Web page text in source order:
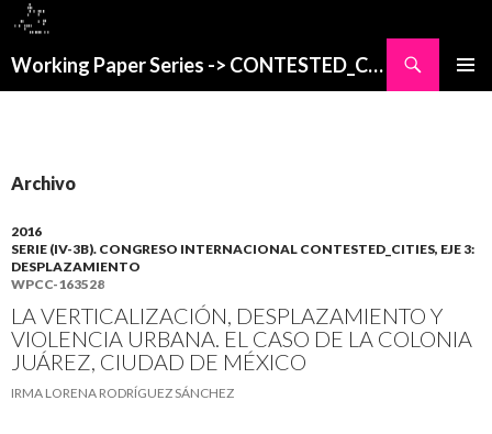
Working Paper Series -> CONTESTED_CITIES
Archivo
2016
SERIE (IV-3B). CONGRESO INTERNACIONAL CONTESTED_CITIES, EJE 3:
DESPLAZAMIENTO
WPCC-163528
LA VERTICALIZACIÓN, DESPLAZAMIENTO Y
VIOLENCIA URBANA. EL CASO DE LA COLONIA
JUÁREZ, CIUDAD DE MÉXICO
IRMA LORENA RODRÍGUEZ SÁNCHEZ